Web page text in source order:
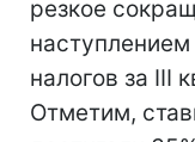
резкое
налогов за III
Отметим,